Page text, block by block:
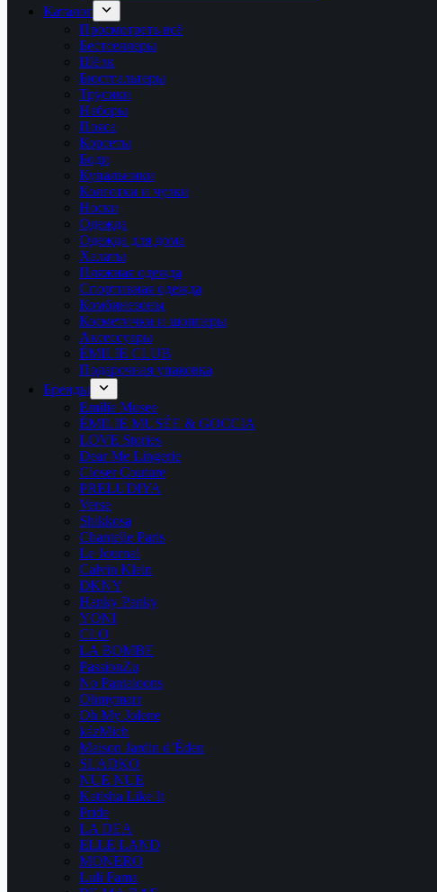
Каталог
Просмотреть всё
Бестселлеры
Шёлк
Бюстгальтеры
Трусики
Наборы
Пояса
Корсеты
Боди
Купальники
Колготки и чулки
Носки
Одежда
Одежда для дома
Халаты
Пляжная одежда
Спортивная одежда
Комбинезоны
Косметички и шопперы
Аксессуары
ÉMILIE CLUB
Подарочная упаковка
Бренды
Emilie Musee
ÉMILIE MUSÉE & GOCCIA
LOVE Stories
Dear Me Lingerie
Closer Couture
PRELUDIYA
Verse
Shikkosa
Chantelle Paris
Le Journal
Calvin Klein
DKNY
Hanky Panky
YONI
CLO
LA BOMBE
PassionZu
No Pantaloons
Ohmymarr
Oh My Jolene
kázMich
Maison Jardin d’Éden
SLADKO
NUE NUE
Katisha Like It
Pride
LA DEA
ELLE LAND
MONERO
Luli Fama